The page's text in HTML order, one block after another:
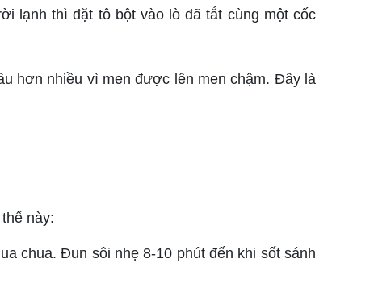
lạnh thì đặt tô bột vào lò đã tắt cùng một cốc
hơn nhiều vì men được lên men chậm. Đây là
này:
chua. Đun sôi nhẹ 8-10 phút đến khi sốt sánh